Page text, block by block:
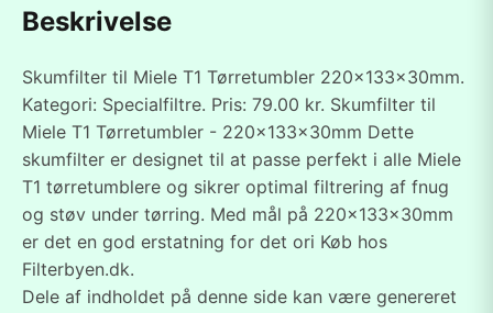
Beskrivelse
Skumfilter til Miele T1 Tørretumbler 220x133x30mm.
Kategori: Specialfiltre. Pris: 79.00 kr. Skumfilter til
Miele T1 Tørretumbler - 220x133x30mm Dette
skumfilter er designet til at passe perfekt i alle Miele
T1 tørretumblere og sikrer optimal filtrering af fnug
og støv under tørring. Med mål på 220x133x30mm
er det en god erstatning for det ori Køb hos
Filterbyen.dk.
Dele af indholdet på denne side kan være genereret